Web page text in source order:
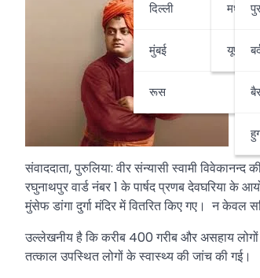
दिल्ली
मुंबई
रूस
यूपी-
संवाददाता, पुरुलिया: वीर संन्यासी स्वामी
रघुनाथपुर वार्ड नंबर 1 के पार्षद प्रणब देवघरिया
मुंसेफ डांगा दुर्गा मंदिर में वितरित किए गए। न केवल
उल्लेखनीय है कि करीब 400 गरीब और असहाय लोगों
तत्काल उपस्थित लोगों के स्वास्थ्य की जांच की गई।